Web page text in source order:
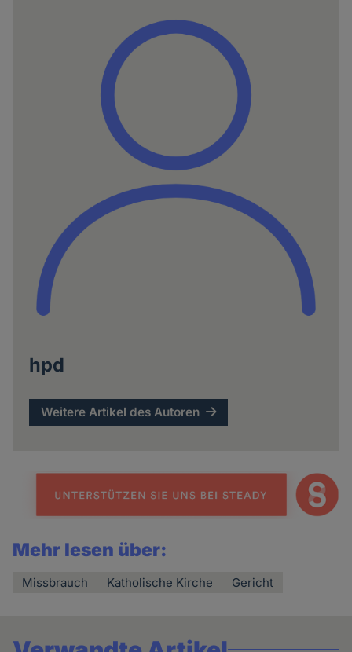
hpd
Weitere Artikel des Autoren
Mehr lesen über:
Missbrauch Katholische Kirche Gericht